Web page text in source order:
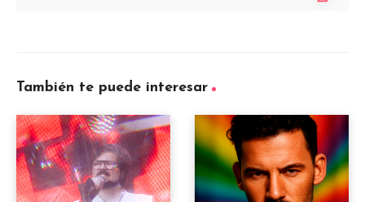
También te puede interesar